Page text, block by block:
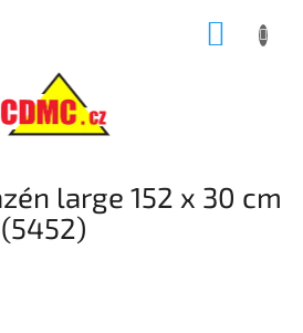
large 152 x 30 cm